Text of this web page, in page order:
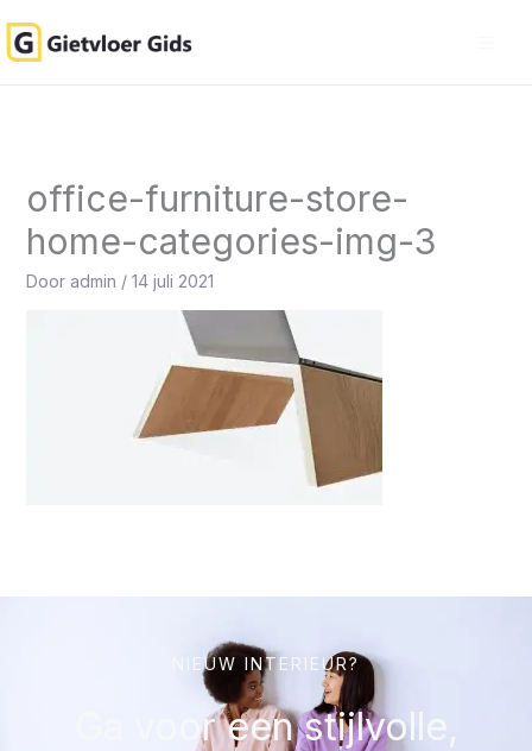
naar
office-furniture-store-
home-categories-img-3
Door admin / 14 juli 2021
NIEUW INTERIEUR?
Ga voor een stijlvolle,